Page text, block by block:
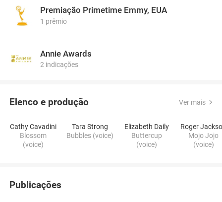
Premiação Primetime Emmy, EUA
1 prêmio
Annie Awards
2 indicações
Elenco e produção Ver mais
Cathy Cavadini
Blossom
(voice)
Tara Strong
Bubbles (voice)
Elizabeth Daily
Buttercup
(voice)
Roger
Mojo Jojo
(voice)
Publicações